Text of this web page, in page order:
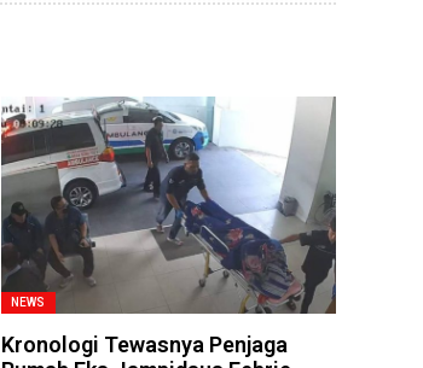
NEWS
Kronologi Tewasnya Penjaga